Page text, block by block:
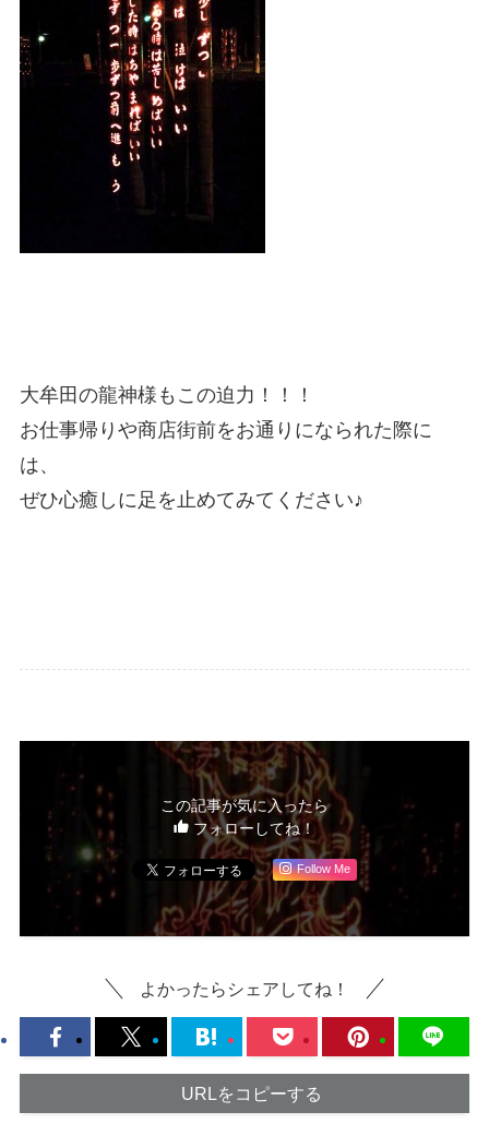
大牟田の龍神様もこの迫力！！！
お仕事帰りや商店街前をお通りになられた際に
は、
ぜひ心癒しに足を止めてみてください♪
この記事が気に入ったら
フォローしてね！
Follow Me
よかったらシェアしてね！
URLをコピーする